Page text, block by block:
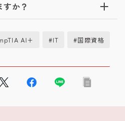
か？
AI+ #IT #国際資格